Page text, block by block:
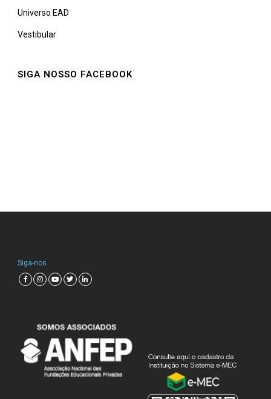
Universo EAD
Vestibular
SIGA NOSSO FACEBOOK
Siga-nos